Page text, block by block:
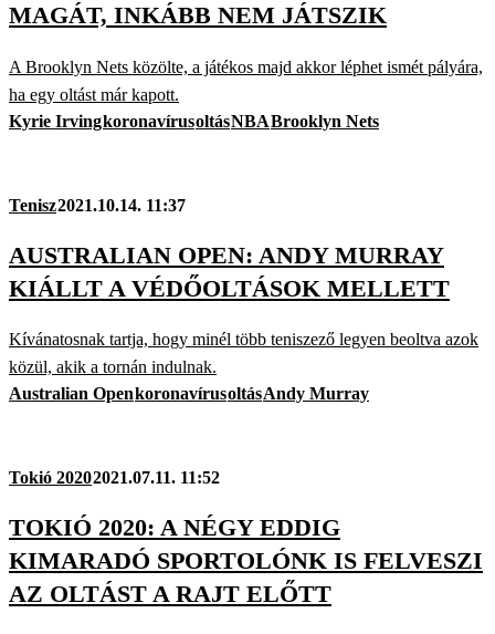
MAGÁT, INKÁBB NEM JÁTSZIK
A Brooklyn Nets közölte, a játékos majd akkor léphet ismét pályára,
ha egy oltást már kapott.
Kyrie IrvingkoronavírusoltásNBABrooklyn Nets
Tenisz2021.10.14. 11:37
AUSTRALIAN OPEN: ANDY MURRAY
KIÁLLT A VÉDŐOLTÁSOK MELLETT
Kívánatosnak tartja, hogy minél több teniszező legyen beoltva azok
közül, akik a tornán indulnak.
Australian OpenkoronavírusoltásAndy Murray
Tokió 20202021.07.11. 11:52
TOKIÓ 2020: A NÉGY EDDIG
KIMARADÓ SPORTOLÓNK IS FELVESZI
AZ OLTÁST A RAJT ELŐTT